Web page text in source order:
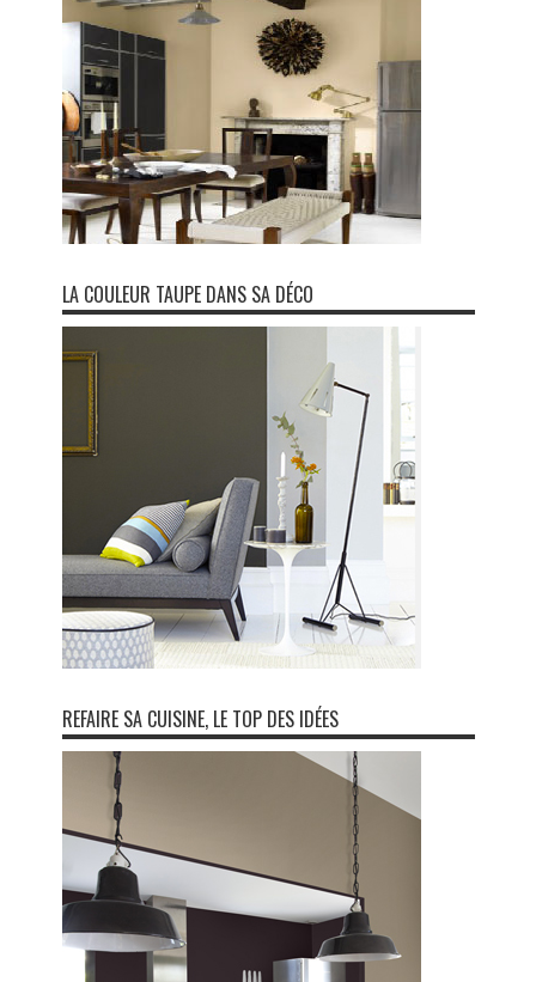
LA COULEUR TAUPE DANS SA DÉCO
REFAIRE SA CUISINE, LE TOP DES IDÉES